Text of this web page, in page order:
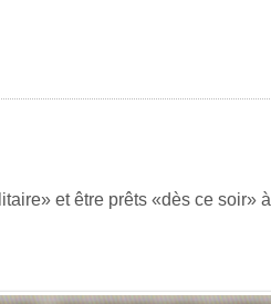
et être prêts «dès ce soir»